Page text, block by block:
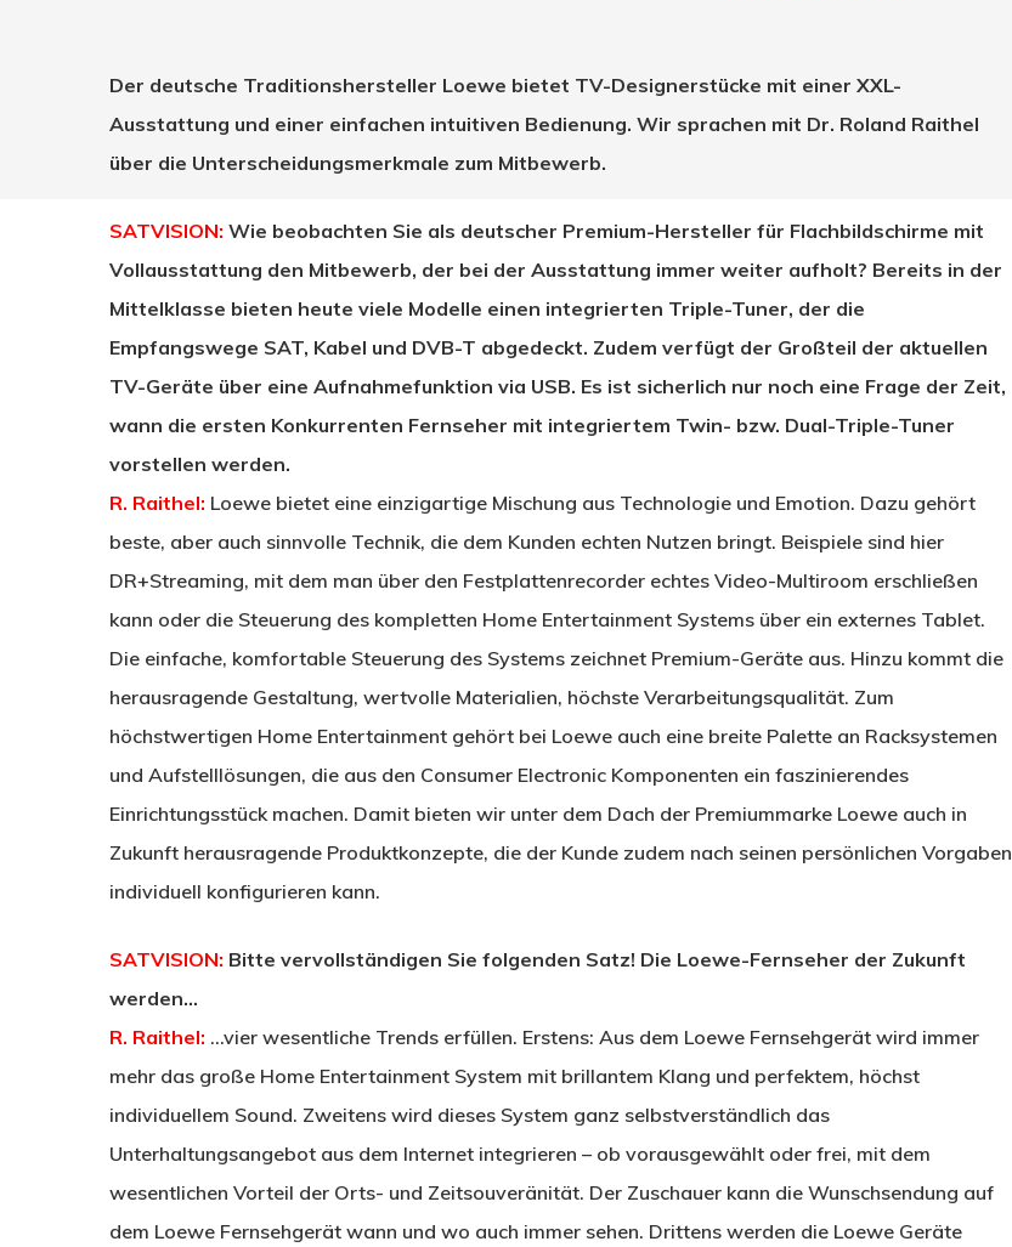
Drücken Sie Enter zum Suchen oder ESC zum Schließen.
Der deutsche Traditionshersteller Loewe bietet TV-Designerstücke mit einer XXL-
Ausstattung und einer einfachen intuitiven Bedienung. Wir sprachen mit Dr. Roland Raithel
über die Unterscheidungsmerkmale zum Mitbewerb.
SATVISION: Wie beobachten Sie als deutscher Premium-Hersteller für Flachbildschirme mit
Vollausstattung den Mitbewerb, der bei der Ausstattung immer weiter aufholt? Bereits in der
Mittelklasse bieten heute viele Modelle einen integrierten Triple-Tuner, der die
Empfangswege SAT, Kabel und DVB-T abgedeckt. Zudem verfügt der Großteil der aktuellen
TV-Geräte über eine Aufnahmefunktion via USB. Es ist sicherlich nur noch eine Frage der Zeit,
wann die ersten Konkurrenten Fernseher mit integriertem Twin- bzw. Dual-Triple-Tuner
vorstellen werden.
R. Raithel: Loewe bietet eine einzigartige Mischung aus Technologie und Emotion. Dazu gehört
beste, aber auch sinnvolle Technik, die dem Kunden echten Nutzen bringt. Beispiele sind hier
DR+Streaming, mit dem man über den Festplattenrecorder echtes Video-Multiroom erschließen
kann oder die Steuerung des kompletten Home Entertainment Systems über ein externes Tablet.
Die einfache, komfortable Steuerung des Systems zeichnet Premium-Geräte aus. Hinzu kommt die
herausragende Gestaltung, wertvolle Materialien, höchste Verarbeitungsqualität. Zum
höchstwertigen Home Entertainment gehört bei Loewe auch eine breite Palette an Racksystemen
und Aufstelllösungen, die aus den Consumer Electronic Komponenten ein faszinierendes
Einrichtungsstück machen. Damit bieten wir unter dem Dach der Premiummarke Loewe auch in
Zukunft herausragende Produktkonzepte, die der Kunde zudem nach seinen persönlichen Vorgaben
individuell konfigurieren kann.
SATVISION: Bitte vervollständigen Sie folgenden Satz! Die Loewe-Fernseher der Zukunft
werden…
R. Raithel: …vier wesentliche Trends erfüllen. Erstens: Aus dem Loewe Fernsehgerät wird immer
mehr das große Home Entertainment System mit brillantem Klang und perfektem, höchst
individuellem Sound. Zweitens wird dieses System ganz selbstverständlich das
Unterhaltungsangebot aus dem Internet integrieren – ob vorausgewählt oder frei, mit dem
wesentlichen Vorteil der Orts- und Zeitsouveränität. Der Zuschauer kann die Wunschsendung auf
dem Loewe Fernsehgerät wann und wo auch immer sehen. Drittens werden die Loewe Geräte